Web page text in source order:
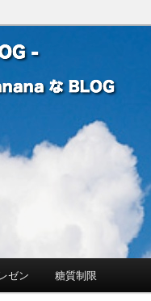
's BLOG -
ゼン 糖質制限